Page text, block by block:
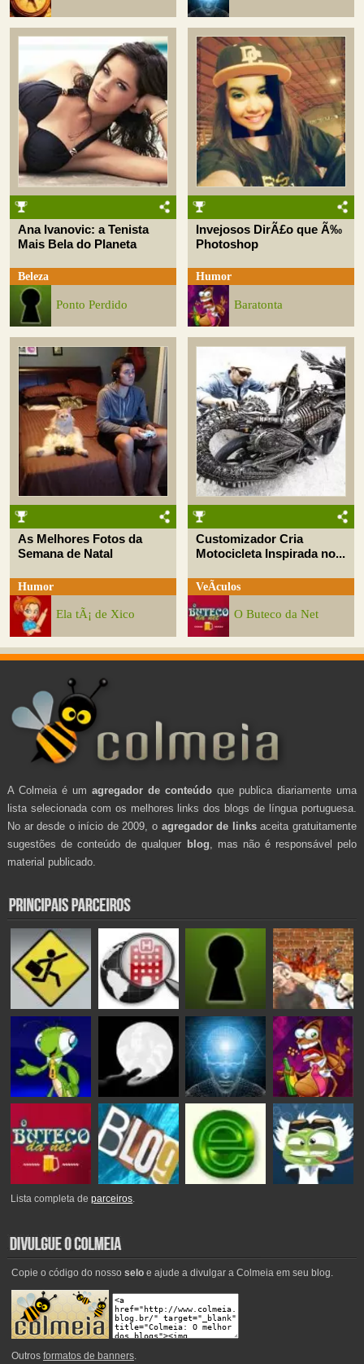
Ana Ivanovic: a Tenista
Mais Bela do Planeta
Beleza
Ponto Perdido
Invejosos DirÃ£o que Ã‰
Photoshop
Humor
Baratonta
As Melhores Fotos da
Semana de Natal
Humor
Ela tÃ¡ de Xico
Customizador Cria
Motocicleta Inspirada no...
VeÃ­culos
O Buteco da Net
A Colmeia é um agregador de conteúdo que publica diariamente uma
lista selecionada com os melhores links dos blogs de língua portuguesa.
No ar desde o início de 2009, o agregador de linksaceita gratuitamente
sugestões de conteúdo de qualquer blog , mas não é responsável pelo
material publicado.
Lista completa deparceiros.
Copie o código do nosso seloe ajude a divulgar a Colmeia em seu blog.
Outros formatos de banners.